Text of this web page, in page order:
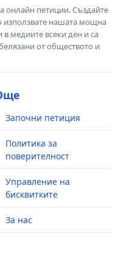
онлайн петиции. Създайте
използвате нашата мощна
медиите всеки ден и са
от обществото и
Започни петиция
Политика за
поверителност
Управление на
бисквитките
За нас